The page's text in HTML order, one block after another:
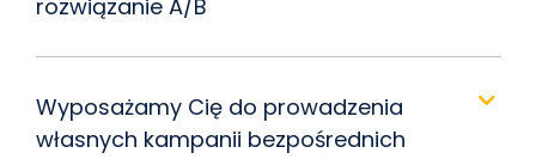
rozwiązanie A/B
Wyposażamy Cię do prowadzenia
własnych kampanii bezpośrednich